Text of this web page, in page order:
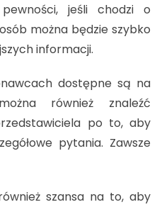
jeśli chodzi o
można będzie szybko
informacji.
dostępne są na
również znaleźć
po to, aby
pytania. Zawsze
szansa na to, aby